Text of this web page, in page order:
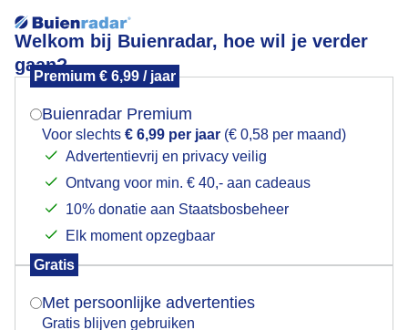
Welkom bij Buienradar, hoe wil je verder
gaan?
Premium € 6,99 / jaar
Buienradar Premium
Voor slechts € 6,99 per jaar (€ 0,58 per maand)
Advertentievrij en privacy veilig
Ontvang voor min. € 40,- aan cadeaus
10% donatie aan Staatsbosbeheer
Elk moment opzegbaar
Gratis
Met persoonlijke advertenties
Gratis blijven gebruiken
heerlijkzomerweer
Populaire categorieën
Mogen we je locatie gebruiken voor het
Indien je hier nog geen akkoord op hebt gegeven,
verschijnt er zo een pop-up uit je browser waarin
Is goed, toon de popup